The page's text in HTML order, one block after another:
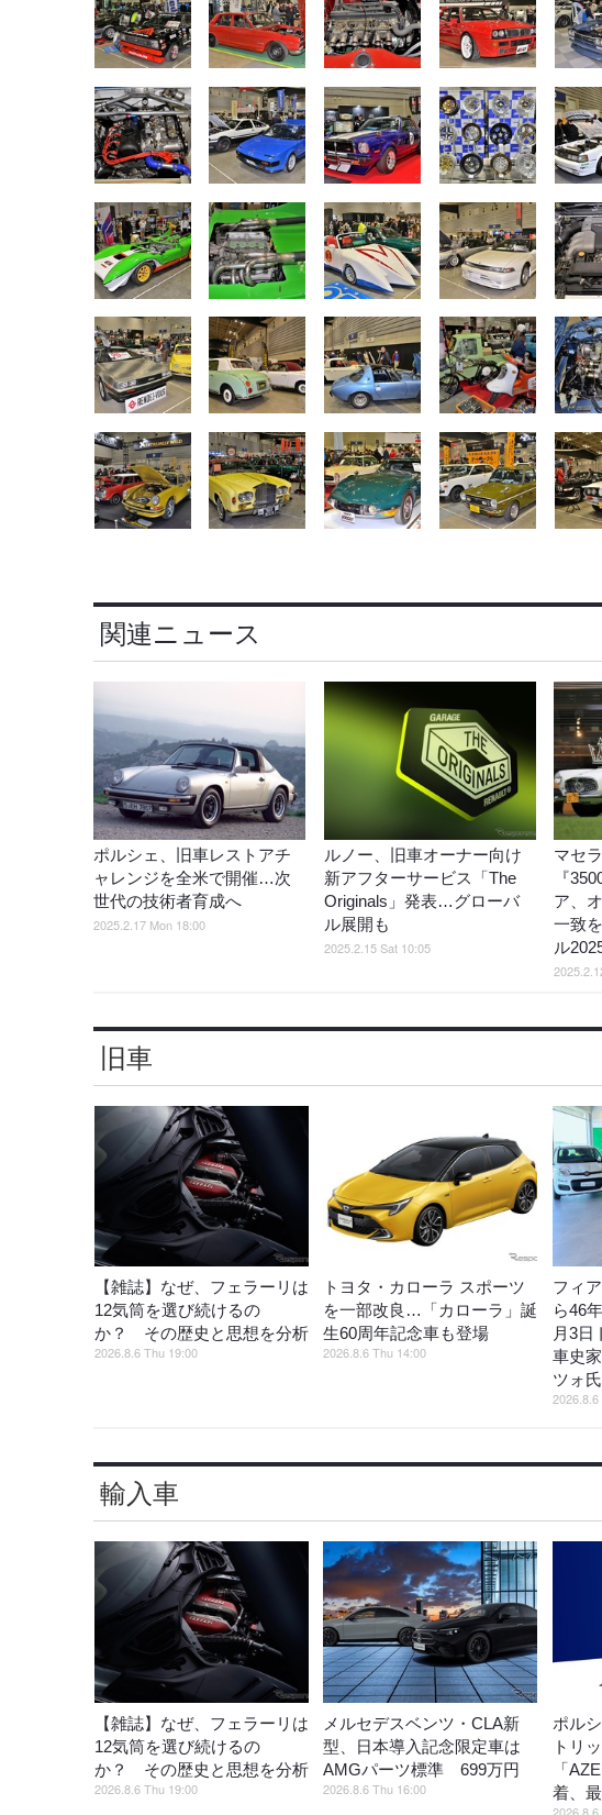
関連ニュース
ポルシェ、旧車レストアチ
ャレンジを全米で開催…次
世代の技術者育成へ
2025.2.17 Mon 18:00
ルノー、旧車オーナー向け
新アフターサービス「The
Originals」発表…グローバ
ル展開も
2025.2.15 Sat 10:05
マセ
『
ア、
一致
ル
旧車
【雑誌】なぜ、フェラーリは
12気筒を選び続けるの
か？ その歴史と思想を分析
2026.8.6 Thu 19:00
トヨタ・カローラ スポーツ
を一部改良…「カローラ」誕
生60周年記念車も登場
2026.8.6 Thu 14:00
フィ
ら46
月3
車史
ツォ
輸入車
【雑誌】なぜ、フェラーリは
12気筒を選び続けるの
か？ その歴史と思想を分析
2026.8.6 Thu 19:00
メルセデスベンツ・CLA新
型、日本導入記念限定車は
AMGパーツ標準 699万円
2026.8.6 Thu 16:00
ポル
トリ
「
着、